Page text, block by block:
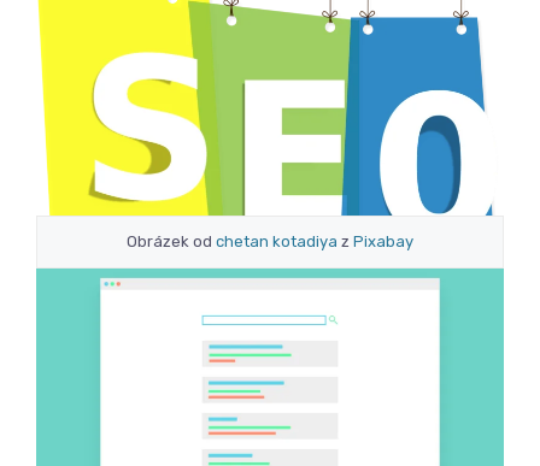
Obrázek od chetan kotadiya z Pixabay